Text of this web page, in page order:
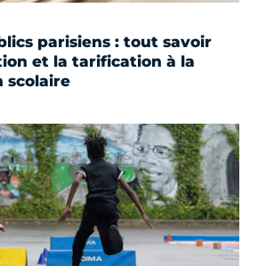
parisiens : tout savoir
et la tarification à la
scolaire